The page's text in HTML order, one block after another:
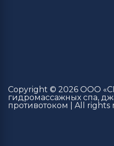
Copyright © 2026 ООО
гидромассажных спа,
противотоком | All